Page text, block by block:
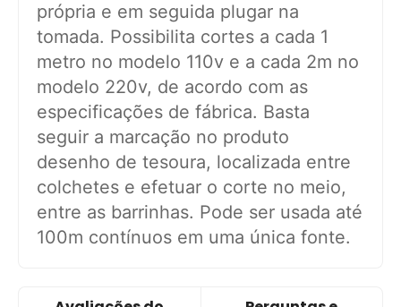
própria e em seguida plugar na
tomada. Possibilita cortes a cada 1
metro no modelo 110v e a cada 2m no
modelo 220v, de acordo com as
especificações de fábrica. Basta
seguir a marcação no produto
desenho de tesoura, localizada entre
colchetes e efetuar o corte no meio,
entre as barrinhas. Pode ser usada até
100m contínuos em uma única fonte.